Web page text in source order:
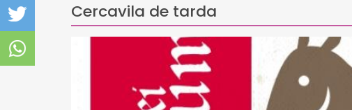
Cercavila de tarda